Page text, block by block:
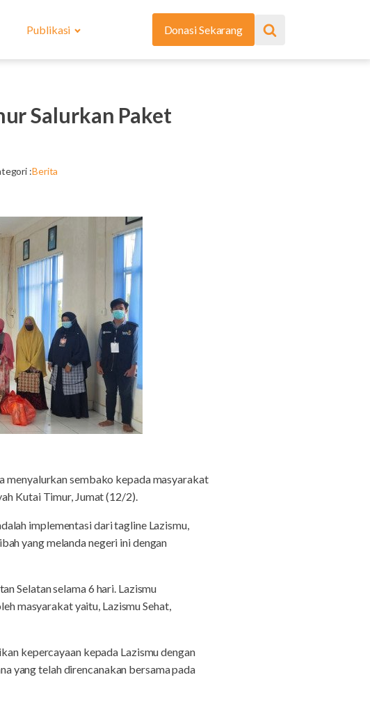
Publikasi Donasi Sekarang
Salurkan Paket
:Berita
menyalurkan sembako kepada masyarakat
Kutai Timur, Jumat (12/2).
implementasi dari tagline Lazismu,
yang melanda negeri ini dengan
Selatan selama 6 hari. Lazismu
masyarakat yaitu, Lazismu Sehat,
kepercayaan kepada Lazismu dengan
yang telah direncanakan bersama pada